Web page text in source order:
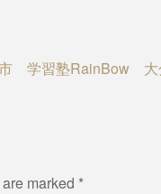
学習塾RainBow 大
marked *